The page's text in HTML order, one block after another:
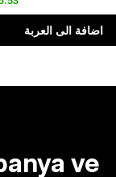
اضافة الى العربة
ve